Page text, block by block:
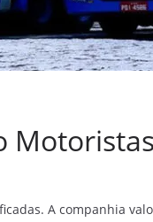
A companhia